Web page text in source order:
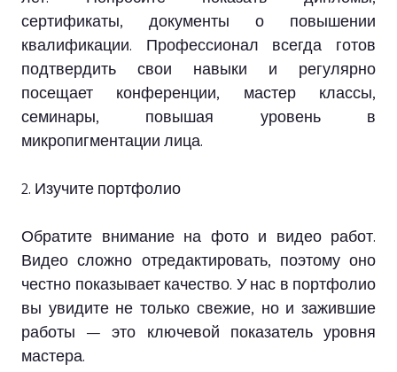
сертификаты, документы о повышении
квалификации. Профессионал всегда готов
подтвердить свои навыки и регулярно
посещает конференции, мастер классы,
семинары, повышая уровень в
микропигментации лица.
2. Изучите портфолио
Обратите внимание на фото и видео работ.
Видео сложно отредактировать, поэтому оно
честно показывает качество. У нас в портфолио
вы увидите не только свежие, но и зажившие
работы — это ключевой показатель уровня
мастера.